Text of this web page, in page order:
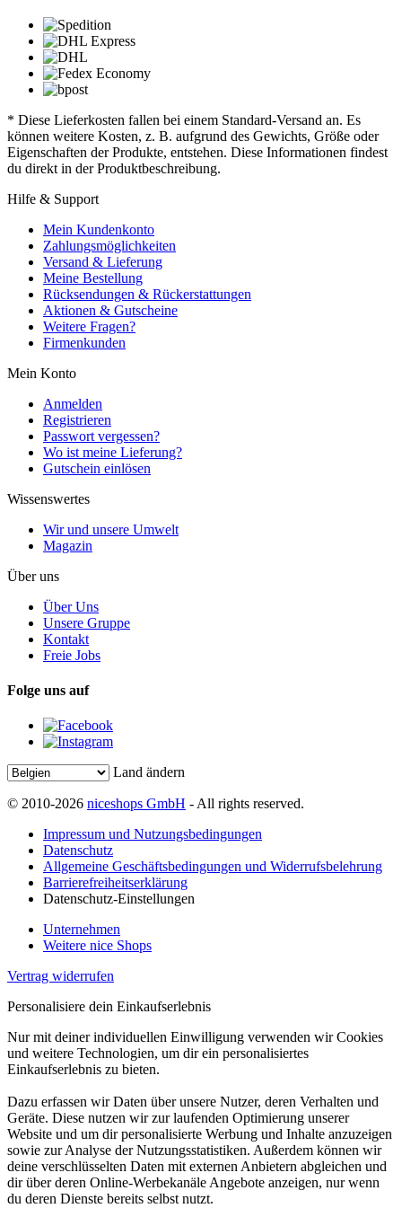
* Diese Lieferkosten fallen bei einem Standard-Versand an. Es
können weitere Kosten, z. B. aufgrund des Gewichts, Größe oder
Eigenschaften der Produkte, entstehen. Diese Informationen findest
du direkt in der Produktbeschreibung.
Hilfe & Support
Mein Kundenkonto
Zahlungsmöglichkeiten
Versand & Lieferung
Meine Bestellung
Rücksendungen & Rückerstattungen
Aktionen & Gutscheine
Weitere Fragen?
Firmenkunden
Mein Konto
Anmelden
Registrieren
Passwort vergessen?
Wo ist meine Lieferung?
Gutschein einlösen
Wissenswertes
Wir und unsere Umwelt
Magazin
Über uns
Über Uns
Unsere Gruppe
Kontakt
Freie Jobs
Folge uns auf
Land ändern
© 2010-2026 niceshops GmbH - All rights reserved.
Impressum und Nutzungsbedingungen
Datenschutz
Allgemeine Geschäftsbedingungen und Widerrufsbelehrung
Barrierefreiheitserklärung
Datenschutz-Einstellungen
Unternehmen
Weitere nice Shops
Vertrag widerrufen
Personalisiere dein Einkaufserlebnis
Nur mit deiner individuellen Einwilligung verwenden wir Cookies
und weitere Technologien, um dir ein personalisiertes
Einkaufserlebnis zu bieten.
Dazu erfassen wir Daten über unsere Nutzer, deren Verhalten und
Geräte. Diese nutzen wir zur laufenden Optimierung unserer
Website und um dir personalisierte Werbung und Inhalte anzuzeigen
sowie zur Analyse der Nutzungsstatistiken. Außerdem können wir
deine verschlüsselten Daten mit externen Anbietern abgleichen und
dir über deren Online-Werbekanäle Angebote anzeigen, nur wenn
du deren Dienste bereits selbst nutzt.